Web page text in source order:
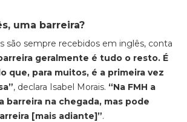
uma barreira?
são sempre recebidos em inglês, conta
geralmente é tudo o resto. É
que, para muitos, é a primeira vez
, declara Isabel Morais. “Na FMH a
barreira na chegada, mas pode
[mais adiante]”.